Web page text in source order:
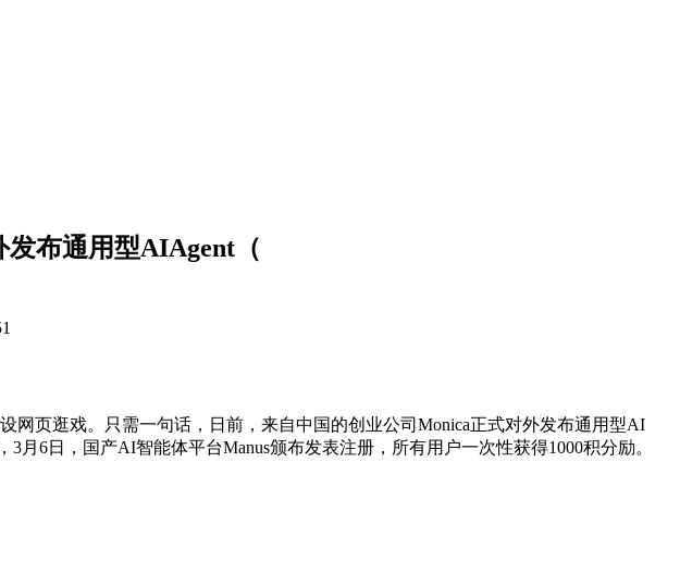
布通用型AIAgent（
页逛戏。只需一句话，日前，来自中国的创业公司Monica正式对外发布通用型AI
月6日，国产AI智能体平台Manus颁布发表注册，所有用户一次性获得1000积分励。